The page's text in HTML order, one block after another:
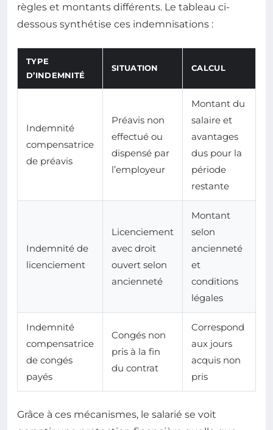
règles et montants différents. Le tableau ci-
dessous synthétise ces indemnisations :
TYPE
D’INDEMNITÉ
SITUATION CALCUL
Indemnité
compensatrice
de préavis
Préavis non
effectué ou
dispensé par
l’employeur
Montant du
salaire et
avantages
dus pour la
période
restante
Indemnité de
licenciement
Licenciement
avec droit
ouvert selon
ancienneté
Montant
selon
ancienneté
et
conditions
légales
Indemnité
compensatrice
de congés
payés
Congés non
pris à la fin
du contrat
Correspond
aux jours
acquis non
pris
Grâce à ces mécanismes, le salarié se voit